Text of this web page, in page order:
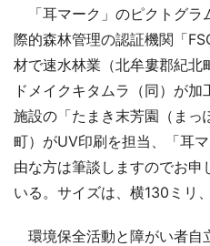
「耳マーク」のピクトグラ
際的森林管理の認証機関「
材で速水林業（北牟婁郡紀北
ドメイクキタムラ（同）が
施設の「たまき末芳園（まっ
町）がUV印刷を担当、「耳
由な方は筆談しますのでお申
いる。サイズは、横130ミリ
環境保全活動と障がい者自